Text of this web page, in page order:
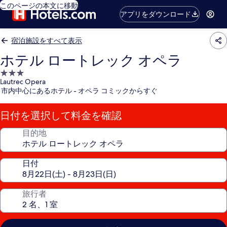
このページの本文に移動
アプリをダウンロード
宿泊施設をすべて表示
ホテル ロートレック オペラ
3.0
つ
星
宿
泊
施
Lautrec Opera
市内中心にあるホテル - オペラ コミックからすぐ
日付を選択して料金を確認
目的地
日付
旅行者